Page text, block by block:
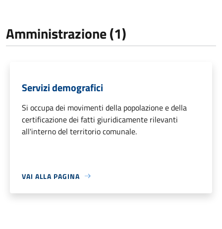
Amministrazione (1)
Servizi demografici
Si occupa dei movimenti della popolazione e della
certificazione dei fatti giuridicamente rilevanti
all'interno del territorio comunale.
VAI ALLA PAGINA